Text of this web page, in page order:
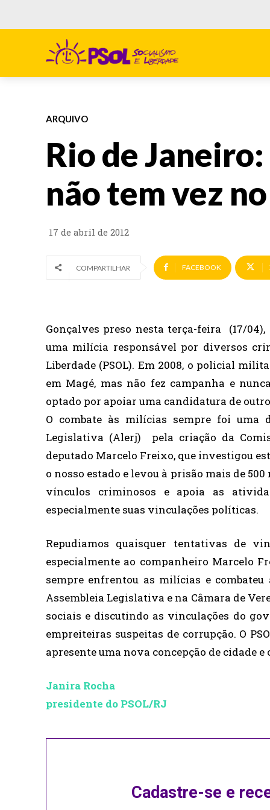
ARQUIVO
Rio de
não tem vez
17 de abril de 2012
COMPARTILHAR FACEBOOK
Gonçalves preso nesta terça-feira (17/
uma milícia responsável por diversos
Liberdade (PSOL). Em 2008, o policial
em Magé, mas não fez campanha e
optado por apoiar uma candidatura de
O combate às milícias sempre foi uma
Legislativa (Alerj) pela criação da
deputado Marcelo Freixo, que investigou
o nosso estado e levou à prisão mais de
vínculos criminosos e apoia as
especialmente suas vinculações políticas.
Repudiamos quaisquer tentativas de
especialmente ao companheiro Marcelo
sempre enfrentou as milícias e
Assembleia Legislativa e na Câmara de
sociais e discutindo as vinculações do
empreiteiras suspeitas de corrupção. O
apresente uma nova concepção de cidade
Janira Rocha
presidente do PSOL/RJ
Cadastre-se e